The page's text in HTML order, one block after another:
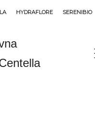
HYDRAFLORE SERENIBIO